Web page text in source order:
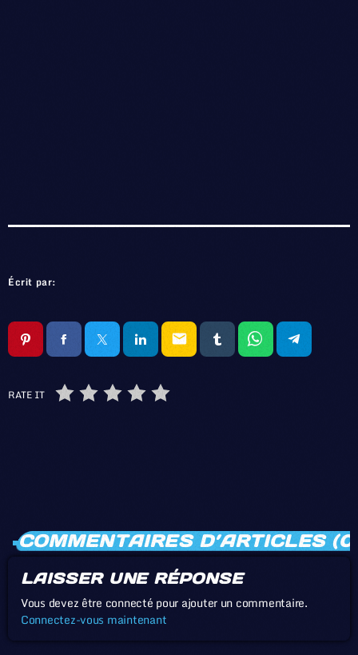
Écrit par:
email
RATE IT
COMMENTAIRES D’ARTICLES
LAISSER UNE RÉPONSE
Vous devez être connecté pour ajouter un commentaire.
Connectez-vous maintenant